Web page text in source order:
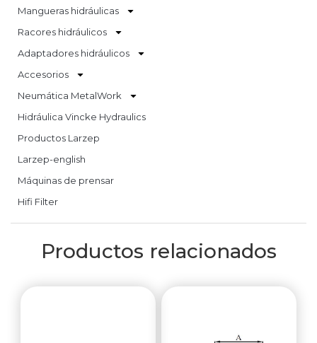
Mangueras hidráulicas
Racores hidráulicos
Adaptadores hidráulicos
Accesorios
Neumática MetalWork
Hidráulica Vincke Hydraulics
Productos Larzep
Larzep-english
Máquinas de prensar
Hifi Filter
Productos relacionados